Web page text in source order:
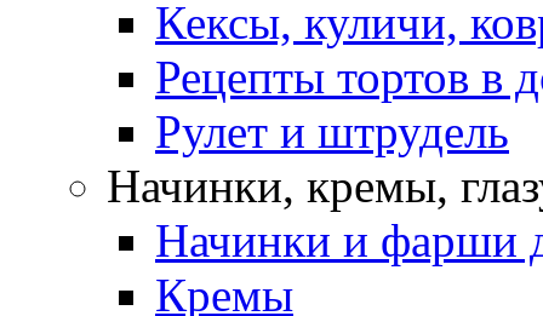
Кексы, куличи,
Рецепты тортов в
Рулет и штрудель
Начинки, кремы,
Начинки и фарши
Кремы